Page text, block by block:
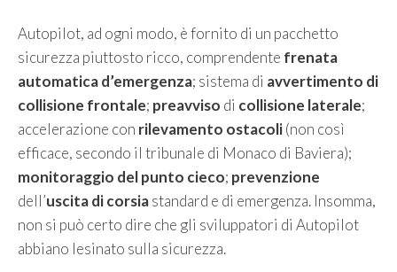
Autopilot, ad ogni modo, è fornito di un pacchetto
sicurezza piuttosto ricco, comprendente frenata
automatica d’emergenza; sistema di avvertimento di
collisione frontale; preavviso di collisione laterale;
accelerazione con rilevamento ostacoli(non così
efficace, secondo il tribunale di Monaco di Baviera);
monitoraggio del punto cieco; prevenzione
dell’uscita di corsiastandard e di emergenza. Insomma,
non si può certo dire che gli sviluppatori di Autopilot
abbiano lesinato sulla sicurezza.